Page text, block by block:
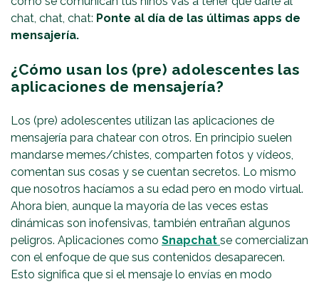
chat, chat, chat: Ponte al día de las últimas apps de
mensajería.
¿Cómo usan los (pre) adolescentes las
aplicaciones de mensajería?
Los (pre) adolescentes utilizan las aplicaciones de
mensajería para chatear con otros. En principio suelen
mandarse memes/chistes, comparten fotos y vídeos,
comentan sus cosas y se cuentan secretos. Lo mismo
que nosotros hacíamos a su edad pero en modo virtual.
Ahora bien, aunque la mayoría de las veces estas
dinámicas son inofensivas, también entrañan algunos
peligros. Aplicaciones como Snapchat se comercializan
con el enfoque de que sus contenidos desaparecen.
Esto significa que si el mensaje lo envías en modo